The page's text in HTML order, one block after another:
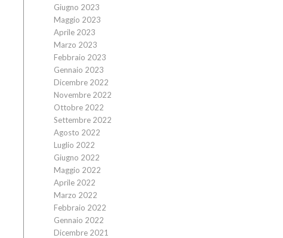
Giugno 2023
Maggio 2023
Aprile 2023
Marzo 2023
Febbraio 2023
Gennaio 2023
Dicembre 2022
Novembre 2022
Ottobre 2022
Settembre 2022
Agosto 2022
Luglio 2022
Giugno 2022
Maggio 2022
Aprile 2022
Marzo 2022
Febbraio 2022
Gennaio 2022
Dicembre 2021